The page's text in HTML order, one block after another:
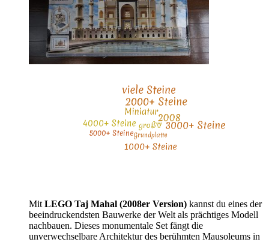
Mit LEGO Taj Mahal (2008er Version) kannst du eines der
beeindruckendsten Bauwerke der Welt als prächtiges Modell
nachbauen. Dieses monumentale Set fängt die
unverwechselbare Architektur des berühmten Mausoleums in